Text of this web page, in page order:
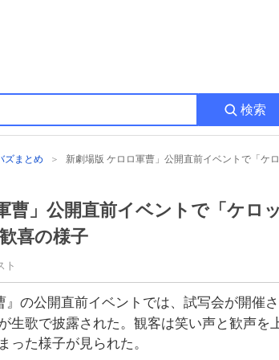
検索
ズまとめ
曹」公開直前イベントで「ケロ
喜の様子
ト
』の公開直前イベントでは、試写会が開催
生歌で披露された。観客は笑い声と歓声を
った様子が見られた。